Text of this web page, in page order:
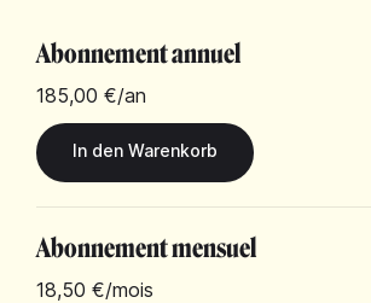
Abonnement annuel
185,00 €/an
Abonnement mensuel
18,50 €/mois